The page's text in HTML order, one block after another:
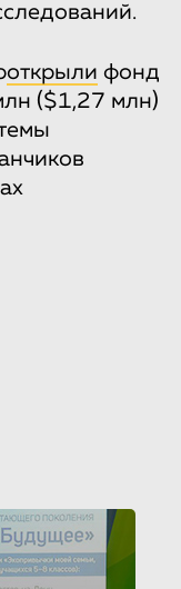
открыли фонд
($1,27 млн)